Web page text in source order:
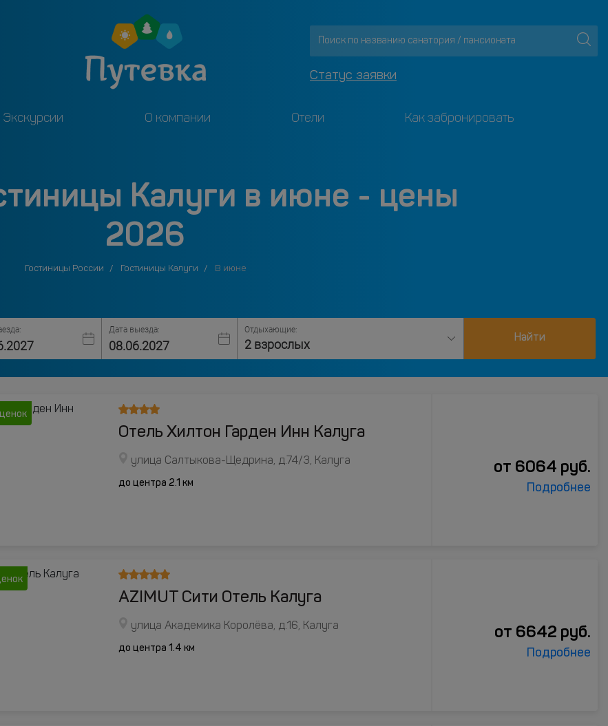
Статус заявки
Экскурсии О компании Отели Как забронировать
Калуги в июне - цены
2026
Гостиницы России Гостиницы Калуги В июне
Дата выезда: Отдыхающие:
2 взрослых Найти
Отель Хилтон Гарден Инн Калуга
улица Салтыкова-Щедрина, д.74/3, Калуга
до центра 2.1 км
от 6064 руб.
Подробнее
AZIMUT Сити Отель Калуга
улица Академика Королёва, д.16, Калуга
до центра 1.4 км
от 6642 руб.
Подробнее